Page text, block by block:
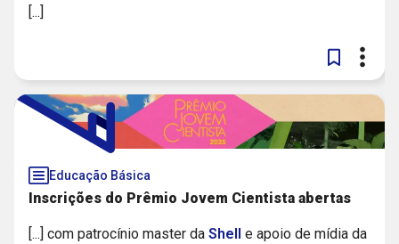
[...]
Educação Básica
Inscrições do Prêmio Jovem Cientista abertas
[...] com patrocínio master da Shell e apoio de mídia da